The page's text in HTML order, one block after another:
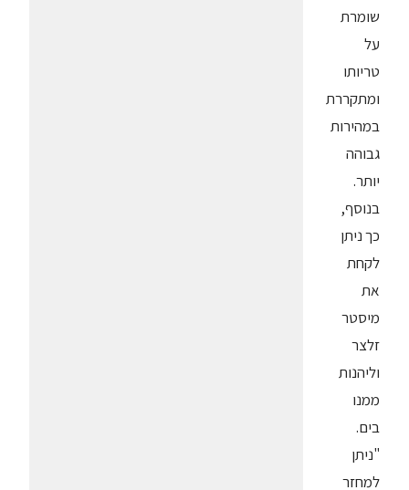
שומרת
על
טריותו
ומתקררת
במהירות
גבוהה
יותר.
בנוסף,
כך ניתן
לקחת
את
מיסטר
זלצר
וליהנות
ממנו
בים.
"ניתן
למחזר